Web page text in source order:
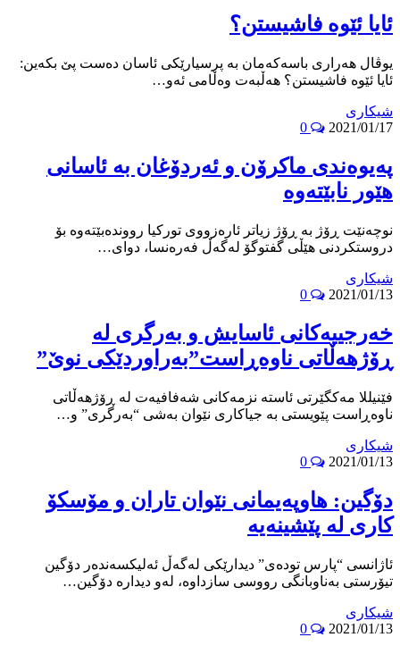
ئایا ئێوە فاشیستن؟
یوڤال هەراری باسەکەمان بە پرسیارێکی ئاسان دەست پێ بکەین:
ئایا ئێوە فاشیستن؟ هەڵبەت وەڵامی ئەو…
شیکاری
2021/01/17
په‌یوه‌ندى ماكرۆن و ئه‌ردۆغان به‌ ئاسانى
هێور نابێته‌وه‌
نوچه‌نێت ڕۆژ بە ڕۆژ زیاتر ئارەزووی تورکیا رووندەبێتەوە بۆ
دروستکردنی هێڵی گفتوگۆ لەگەڵ فەرەنسا، دوای…
شیکاری
2021/01/13
خەرجییەکانی ئاسایش و بەرگری لە
ڕۆژهەڵاتی ناوەڕاست”بەراوردێکی نوێ”
فێنیللا مەکگێرتی ئاستە نزمەکانی شەفافیەت لە ڕۆژهەڵاتی
ناوەڕاست پێویستی بە جیاکاری نێوان بەشی “بەرگری” و…
شیکاری
2021/01/13
دۆگين: هاوپەيمانى نێوان تاران و مۆسكۆ
كارى لە پێشينەيە
ئاژانسى “پارس تودەى” ديدارێكى لەگەڵ ئەليكسەندەر دۆگين
تيۆرستى بەناوبانگى رووسى سازداوە، لەو ديدارە دۆگين…
شیکاری
2021/01/13